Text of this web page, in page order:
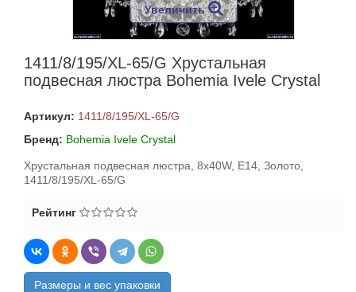
Увеличить
1411/8/195/XL-65/G Хрустальная
подвесная люстра Bohemia Ivele Crystal
Артикул: 1411/8/195/XL-65/G
Бренд: Bohemia Ivele Crystal
Хрустальная подвесная люстра, 8x40W, E14, Золото,
1411/8/195/XL-65/G
Рейтинг
Размеры и вес упаковки